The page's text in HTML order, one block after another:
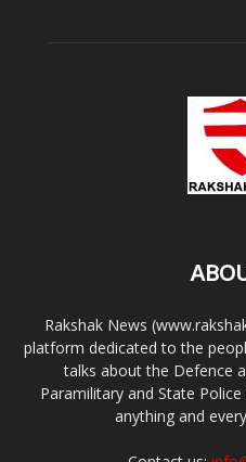
Rakshak News
platform dedicated to the
talks about the Defence
Paramilitary and State
anything and